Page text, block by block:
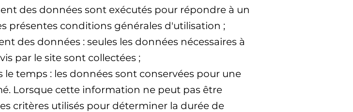
des données sont exécutés pour répondre à un
présentes conditions générales d'utilisation ;
des données : seules les données nécessaires à
par le site sont collectées ;
temps : les données sont conservées pour une
Lorsque cette information ne peut pas être
critères utilisés pour déterminer la durée de